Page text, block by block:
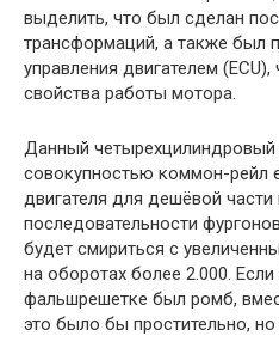
выделить, что был сделан
трансформаций, а также был
управления двигателем
свойства работы мотора.
Данный четырехцилиндровый
совокупностью коммон-рейл
двигателя для дешёвой
последовательности
будет смириться с
на оборотах более 2.000.
фальшрешетке был ромб,
это было бы простительно,